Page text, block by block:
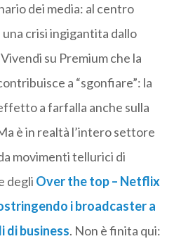
dei media: al centro
crisi ingigantita dallo
su Premium che la
a “sgonfiare”: la
a farfalla anche sulla
è in realtà l’intero settore
movimenti tellurici di
degli Over the top – Netflix
i broadcaster a
di business. Non è finita qui: